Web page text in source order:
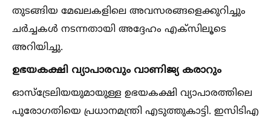
തുടങ്ങിയ മേഖലകളിലെ അവസരങ്ങളെക്കുറിച്ചും
ചർച്ചകള്‍ നടന്നതായി അദ്ദേഹം എക്‌സിലൂടെ
അറിയിച്ചു.
ഉഭയകക്ഷി വ്യാപാരവും വാണിജ്യ കരാറും
ഓസ്ട്രേലിയയുമായുള്ള ഉഭയകക്ഷി വ്യാപാരത്തിലെ
പുരോഗതിയെ പ്രധാനമന്ത്രി എടുത്തുകാട്ടി. ഇസിടിഎ